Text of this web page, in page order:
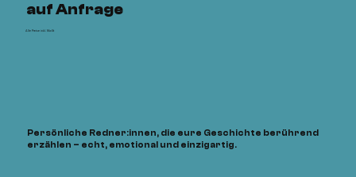
Persönliche Redner:innen, die eure Geschichte berührend
erzählen – echt, emotional und einzigartig.
Alle Preise inkl. MwSt
auf Anfrage